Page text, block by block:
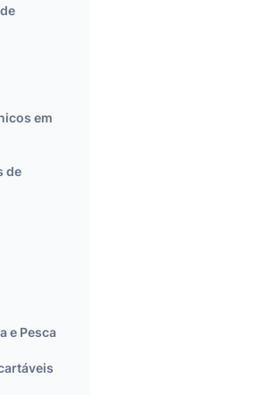
em
de
e Pesca